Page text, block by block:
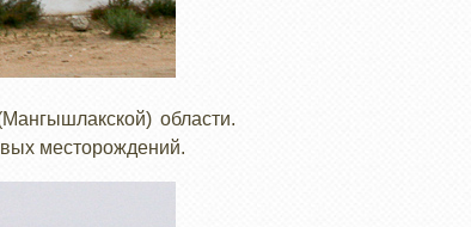
области.
месторождений.